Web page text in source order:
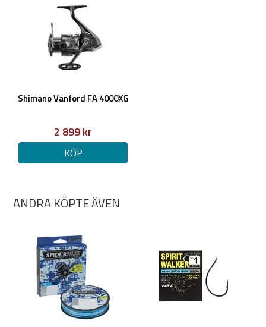
Shimano Vanford FA 4000XG
2 899 kr
KÖP
ANDRA KÖPTE ÄVEN